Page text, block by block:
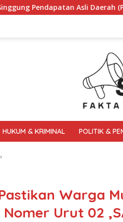
Dari Sektor Parkir
HUKUM & KRIMINAL POLITIK &
Warga
Urut 02